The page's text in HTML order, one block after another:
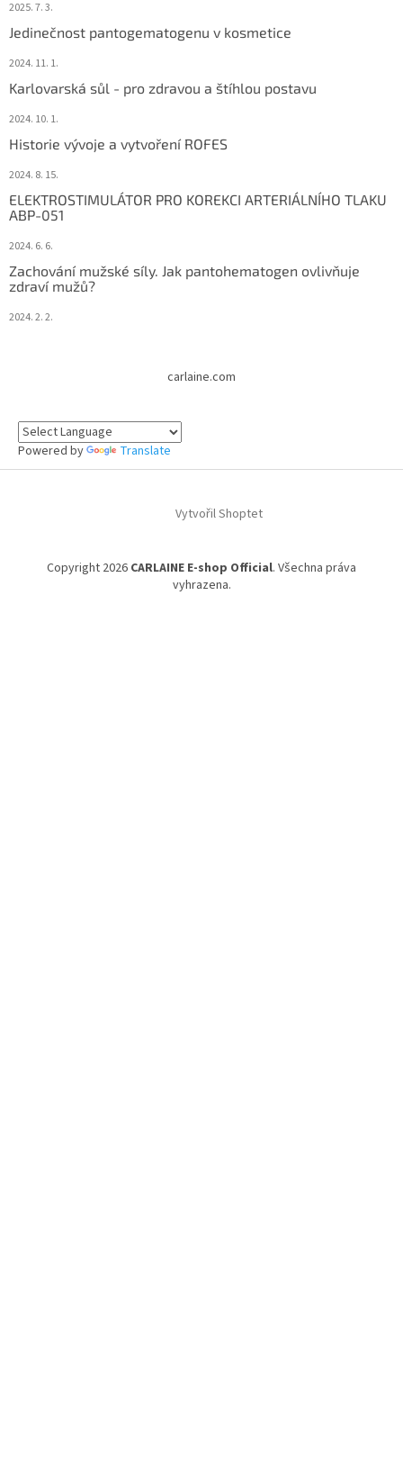
2025. 7. 3.
Jedinečnost pantogematogenu v kosmetice
2024. 11. 1.
Karlovarská sůl - pro zdravou a štíhlou postavu
2024. 10. 1.
Historie vývoje a vytvoření ROFES
2024. 8. 15.
ELEKTROSTIMULÁTOR PRO KOREKCI ARTERIÁLNÍHO TLAKU
ABP-051
2024. 6. 6.
Zachování mužské síly. Jak pantohematogen ovlivňuje
zdraví mužů?
2024. 2. 2.
carlaine.com
Powered by Translate
Vytvořil Shoptet
Copyright 2026 CARLAINE E-shop Official. Všechna práva
vyhrazena.